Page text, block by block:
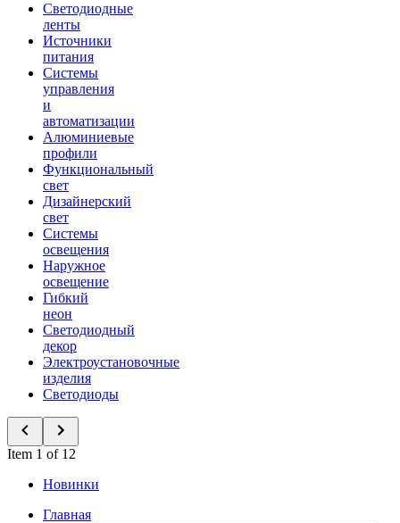
Светодиодные
ленты
Источники
питания
Системы
управления
и
автоматизации
Алюминиевые
профили
Функциональный
свет
Дизайнерский
свет
Системы
освещения
Наружное
освещение
Гибкий
неон
Светодиодный
декор
Электроустановочные
изделия
Светодиоды
Item 1 of 12
Новинки
Главная